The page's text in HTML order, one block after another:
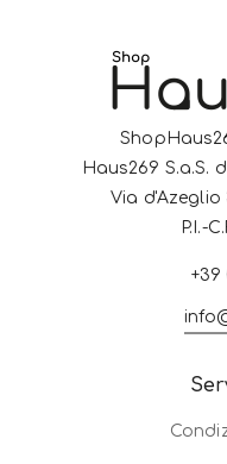
Haus269 S.a.S.
Via d'Azeglio
P.I.-
+39